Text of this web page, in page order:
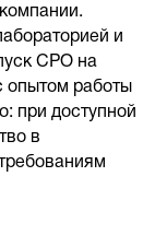
и
СРО на
работы
при доступной
в